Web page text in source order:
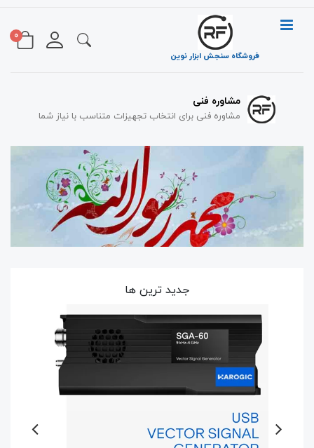
فروشگاه سنجش ابزار نوین
0
مشاوره فنی
مشاوره فنی برای انتخاب تجهیزات متناسب با نیاز شما
تامین تجهیزات اندازه گیری
تامین تجهیزات نو و کارکرده
جدید ترین ها